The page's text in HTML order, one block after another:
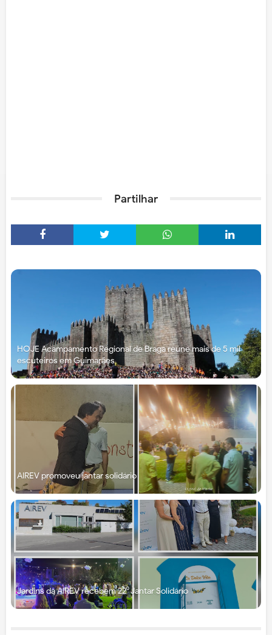
Partilhar
HOJE Acampamento Regional de Braga reúne mais de 5 mil
escuteiros em Guimarães
AIREV promoveu jantar solidário
Jardins da AIREV recebem 22⁰ Jantar Solidário